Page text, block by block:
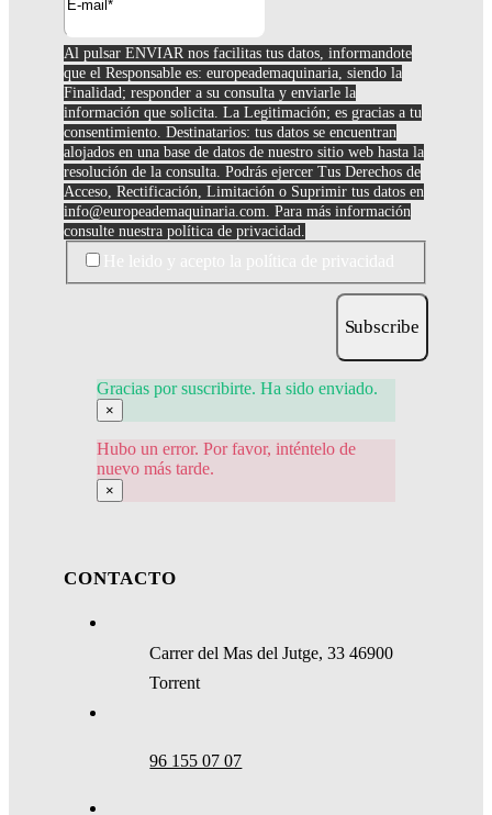
Al pulsar ENVIAR nos facilitas tus datos, informandote
que el Responsable es: europeademaquinaria, siendo la
Finalidad; responder a su consulta y enviarle la
información que solicita. La Legitimación; es gracias a tu
consentimiento. Destinatarios: tus datos se encuentran
alojados en una base de datos de nuestro sitio web hasta la
resolución de la consulta. Podrás ejercer Tus Derechos de
Acceso, Rectificación, Limitación o Suprimir tus datos en
info@europeademaquinaria.com . Para más información
consulte nuestra política de privacidad.
Subscribe
Gracias por suscribirte. Ha sido enviado.
×
Hubo un error. Por favor, inténtelo de
nuevo más tarde.
×
CONTACTO
Carrer del Mas del Jutge, 33 46900
Torrent
96 155 07 07